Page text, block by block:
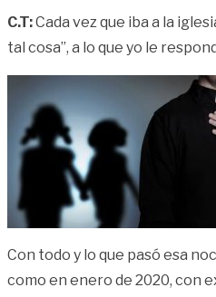
C.T:Cada vez que iba a la
tal cosa”, a lo que yo le
Con todo y lo que pasó esa
como en enero de 2020, con